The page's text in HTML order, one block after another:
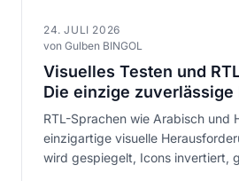
24. JULI 2026
von Gulben BINGOL
Visuelles Testen und
Die einzige
Prüfung arabischer und
Darstellung
RTL-Sprachen wie Arabisch und
einzigartige visuelle
wird gespiegelt, Icons invertiert,